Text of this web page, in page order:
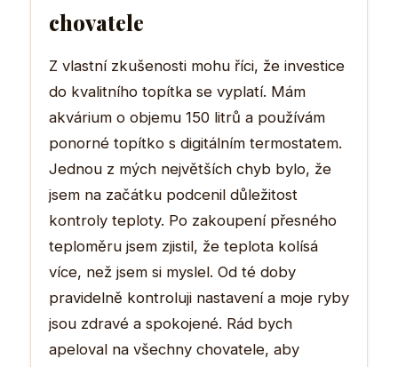
chovatele
Z vlastní zkušenosti mohu říci, že investice
do kvalitního topítka se vyplatí. Mám
akvárium o objemu 150 litrů a používám
ponorné topítko s digitálním termostatem.
Jednou z mých největších chyb bylo, že
jsem na začátku podcenil důležitost
kontroly teploty. Po zakoupení přesného
teploměru jsem zjistil, že teplota kolísá
více, než jsem si myslel. Od té doby
pravidelně kontroluji nastavení a moje ryby
jsou zdravé a spokojené. Rád bych
apeloval na všechny chovatele, aby